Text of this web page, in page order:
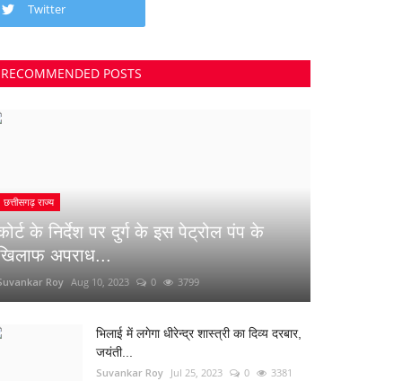
Twitter
RECOMMENDED POSTS
छत्तीसगढ़ राज्य
के निर्देश पर दुर्ग के इस पेट्रोल पंप के
अपराध...
Roy Aug 10, 2023 0 3799
भिलाई में लगेगा धीरेन्द्र शास्त्री का दिव्य दरबार,
जयंती...
Suvankar Roy Jul 25, 2023 0 3381